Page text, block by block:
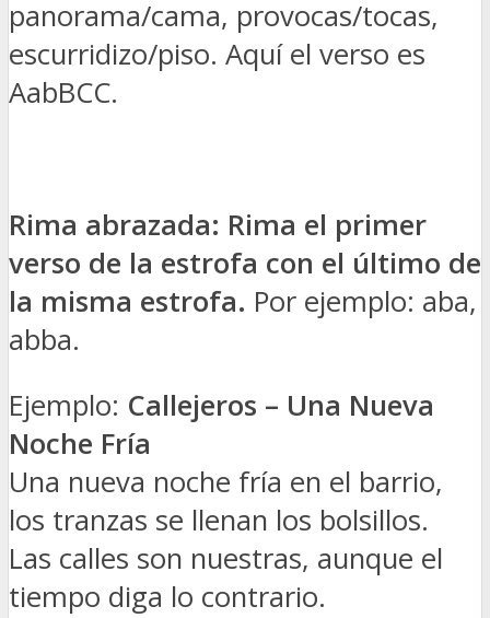
panorama/cama, provocas/tocas,
escurridizo/piso. Aquí el verso es
AabBCC.
Rima abrazada: Rima el primer
verso de la estrofa con el último de
la misma estrofa. Por ejemplo: aba,
abba.
Ejemplo: Callejeros – Una Nueva
Noche Fría
Una nueva noche fría en el barrio,
los tranzas se llenan los bolsillos.
Las calles son nuestras, aunque el
tiempo diga lo contrario.